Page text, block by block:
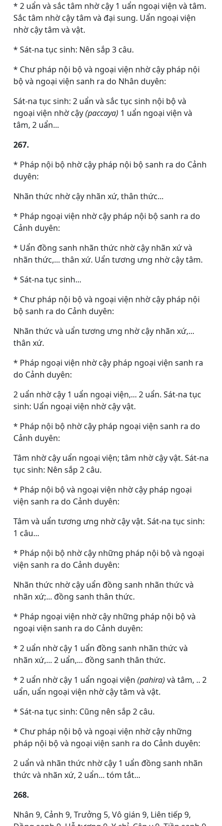
* 2 uẩn và sắc tâm nhờ cậy 1 uẩn ngoại viện và tâm.
Sắc tâm nhờ cậy tâm và đại sung. Uẩn ngoại viện
nhờ cậy tâm và vật.
* Sát-na tục sinh: Nên sắp 3 câu.
* Chư pháp nội bộ và ngoại viện nhờ cậy pháp nội
bộ và ngoại viện sanh ra do Nhân duyên:
Sát-na tục sinh: 2 uẩn và sắc tục sinh nội bộ và
ngoại viện nhờ cậy(paccaya) 1 uẩn ngoại viện và
tâm, 2 uẩn...
267.
* Pháp nội bộ nhờ cậy pháp nội bộ sanh ra do Cảnh
duyên:
Nhãn thức nhờ cậy nhãn xứ, thân thức...
* Pháp ngoại viện nhờ cậy pháp nội bộ sanh ra do
Cảnh duyên:
* Uẩn đồng sanh nhãn thức nhờ cậy nhãn xứ và
nhãn thức,... thân xứ. Uẩn tương ưng nhờ cậy tâm.
* Sát-na tục sinh...
* Chư pháp nội bộ và ngoại viện nhờ cậy pháp nội
bộ sanh ra do Cảnh duyên:
Nhãn thức và uẩn tương ưng nhờ cậy nhãn xứ,...
thân xứ.
* Pháp ngoại viện nhờ cậy pháp ngoại viện sanh ra
do Cảnh duyên:
2 uẩn nhờ cậy 1 uẩn ngoại viện,... 2 uẩn. Sát-na tục
sinh: Uẩn ngoại viện nhờ cậy vật.
* Pháp nội bộ nhờ cậy pháp ngoại viện sanh ra do
Cảnh duyên:
Tâm nhờ cậy uẩn ngoại viện; tâm nhờ cậy vật. Sát-na
tục sinh: Nên sắp 2 câu.
* Pháp nội bộ và ngoại viện nhờ cậy pháp ngoại
viện sanh ra do Cảnh duyên:
Tâm và uẩn tương ưng nhờ cậy vật. Sát-na tục sinh:
1 câu...
* Pháp nội bộ nhờ cậy những pháp nội bộ và ngoại
viện sanh ra do Cảnh duyên:
Nhãn thức nhờ cậy uẩn đồng sanh nhãn thức và
nhãn xứ;... đồng sanh thân thức.
* Pháp ngoại viện nhờ cậy những pháp nội bộ và
ngoại viện sanh ra do Cảnh duyên:
* 2 uẩn nhờ cậy 1 uẩn đồng sanh nhãn thức và
nhãn xứ,... 2 uẩn,... đồng sanh thân thức.
* 2 uẩn nhờ cậy 1 uẩn ngoại viện (pahira) và tâm, .. 2
uẩn, uẩn ngoại viện nhờ cậy tâm và vật.
* Sát-na tục sinh: Cũng nên sắp 2 câu.
* Chư pháp nội bộ và ngoại viện nhờ cậy những
pháp nội bộ và ngoại viện sanh ra do Cảnh duyên:
2 uẩn và nhãn thức nhờ cậy 1 uẩn đồng sanh nhãn
thức và nhãn xứ, 2 uẩn... tóm tắt...
268.
Nhân 9, Cảnh 9, Trưởng 5, Vô gián 9, Liên tiếp 9,